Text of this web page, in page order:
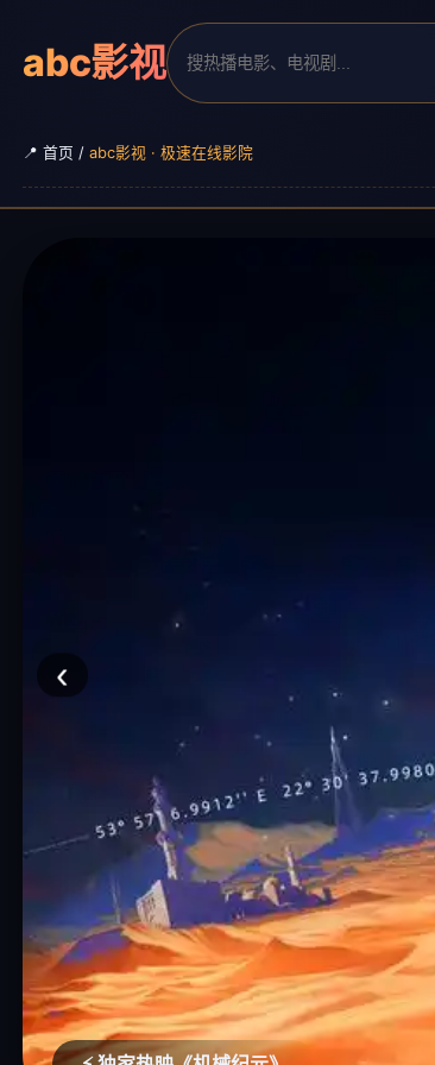
abc影视
📍 首页 /abc影视 · 极速在线影院
‹